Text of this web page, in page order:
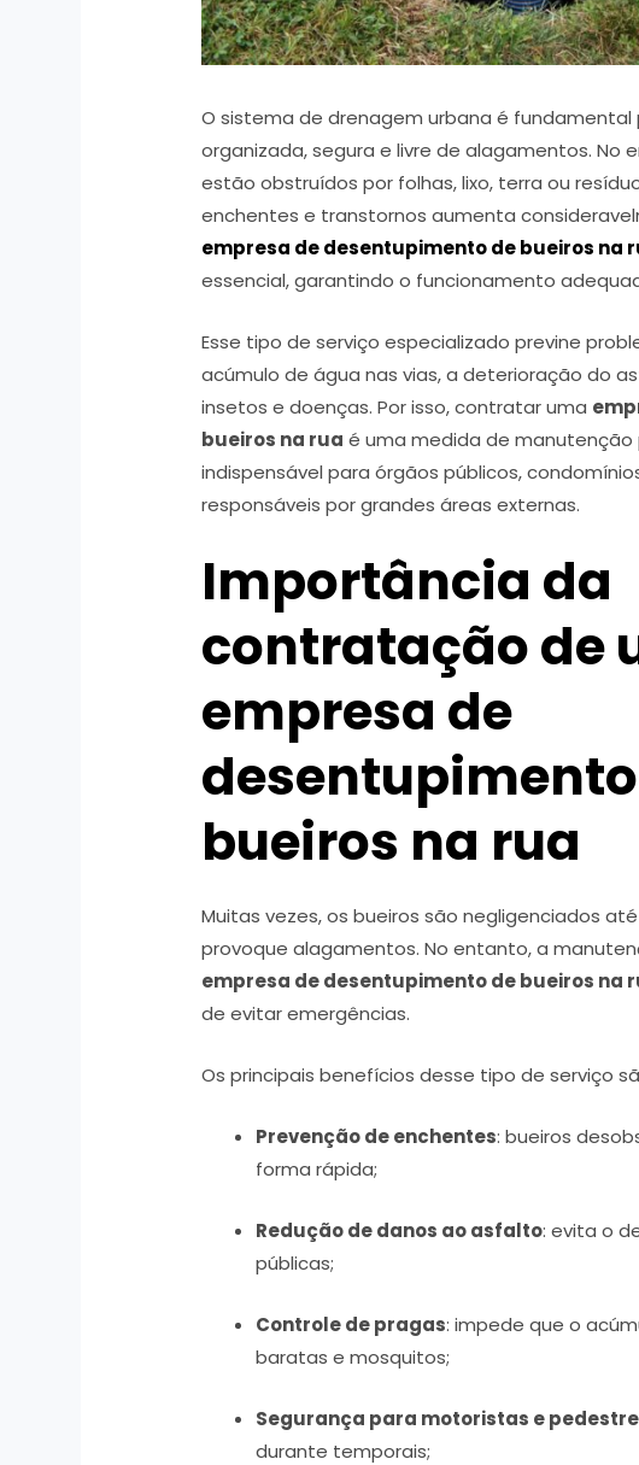
O sistema de drenagem urbana é
organizada, segura e livre de alagamentos. No
estão obstruídos por folhas, lixo, terra ou
enchentes e transtornos aumenta
empresa de desentupimento de bueiros na
essencial, garantindo o funcionamento
Esse tipo de serviço especializado previne
acúmulo de água nas vias, a deterioração do
insetos e doenças. Por isso, contratar uma
bueiros na rua é uma medida de
indispensável para órgãos públicos,
responsáveis por grandes áreas externas.
Importância da
contratação de
empresa de
bueiros na rua
Muitas vezes, os bueiros são negligenciados
provoque alagamentos. No entanto, a
empresa de desentupimento de bueiros na
de evitar emergências.
Os principais benefícios desse tipo de serviço
Prevenção de enchentes: bueiros
forma rápida;
Redução de danos ao asfalto: evita o
públicas;
Controle de pragas: impede que o
baratas e mosquitos;
Segurança para motoristas e
durante temporais;